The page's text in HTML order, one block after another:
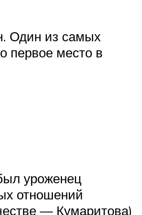
Один из самых
первое место в
уроженец
отношений
— Кумаритова)